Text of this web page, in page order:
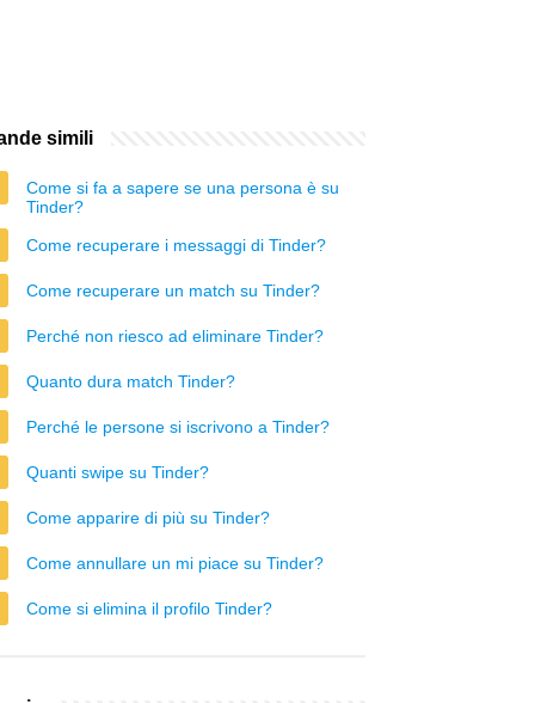
simili
Come si fa a sapere se una persona è su
Tinder?
Come recuperare i messaggi di Tinder?
Come recuperare un match su Tinder?
Perché non riesco ad eliminare Tinder?
Quanto dura match Tinder?
Perché le persone si iscrivono a Tinder?
Quanti swipe su Tinder?
Come apparire di più su Tinder?
Come annullare un mi piace su Tinder?
Come si elimina il profilo Tinder?